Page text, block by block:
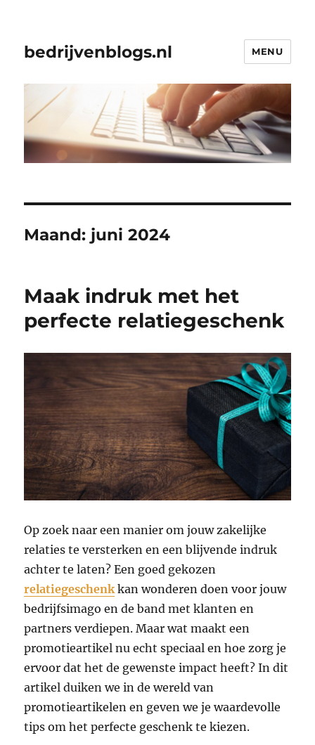
bedrijvenblogs.nl MENU
Maand: juni 2024
Maak indruk met het
perfecte relatiegeschenk
Op zoek naar een manier om jouw zakelijke
relaties te versterken en een blijvende indruk
achter te laten? Een goed gekozen
relatiegeschenkkan wonderen doen voor jouw
bedrijfsimago en de band met klanten en
partners verdiepen. Maar wat maakt een
promotieartikel nu echt speciaal en hoe zorg je
ervoor dat het de gewenste impact heeft? In dit
artikel duiken we in de wereld van
promotieartikelen en geven we je waardevolle
tips om het perfecte geschenk te kiezen.